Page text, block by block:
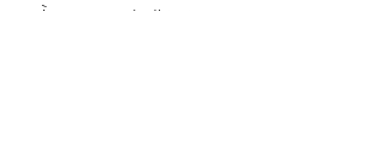
À propos de l'événement